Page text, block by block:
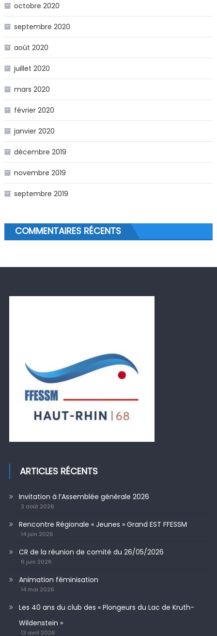
octobre 2020
septembre 2020
août 2020
juillet 2020
mars 2020
février 2020
janvier 2020
décembre 2019
novembre 2019
septembre 2019
COMMENTAIRES RÉCENTS
ARTICLES RÉCENTS
Invitation à l’Assemblée générale 2026
3 août 2026
Rencontre Régionale « Jeunes » Grand EST FFESSM
14 juin 2026
CR de la réunion de comité du 26/05/2026
6 juin 2026
Animation féminisation
14 mai 2026
Les 40 ans du club des « Plongeurs du Lac de Kruth-
Wildenstein »
13 avril 2026